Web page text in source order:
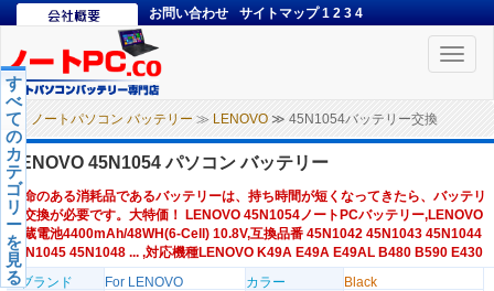
お問い合わせ サイトマップ 1 2 3 4
Toggle
ノートパソコン バッテリー ≫ LENOVO ≫ 45N1054バッテリー交換
す
べ
て
の
カ
テ
ゴ
リ
ー
を
見
る
LENOVO 45N1054 パソコン バッテリー
寿命のある消耗品であるバッテリーは、持ち時間が短くなってきたら、バッテリ
ー交換が必要です。大特価！ LENOVO 45N1054ノートPCバッテリー,LENOVO
内蔵電池4400mAh/48WH(6-Cell) 10.8V,互換品番 45N1042 45N1043 45N1044
45N1045 45N1048 ... ,対応機種LENOVO K49A E49A E49AL B480 B590 E430
のブランド
For LENOVO カラー
Black